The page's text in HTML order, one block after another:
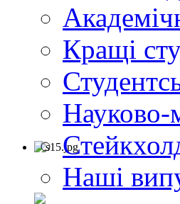
Кращі
Науково-
Наші